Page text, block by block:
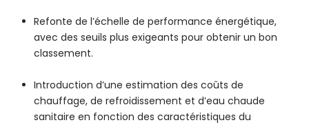
Refonte de l’échelle de performance énergétique,
avec des seuils plus exigeants pour obtenir un bon
classement.
Introduction d’une estimation des coûts de
chauffage, de refroidissement et d’eau chaude
sanitaire en fonction des caractéristiques du